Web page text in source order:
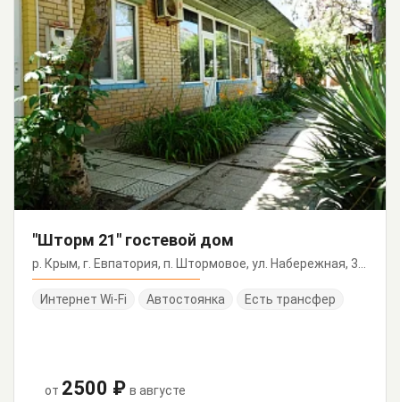
"Шторм 21" гостевой дом
Интернет Wi-Fi Автостоянка Есть трансфер
от 2500 ₽ в августе